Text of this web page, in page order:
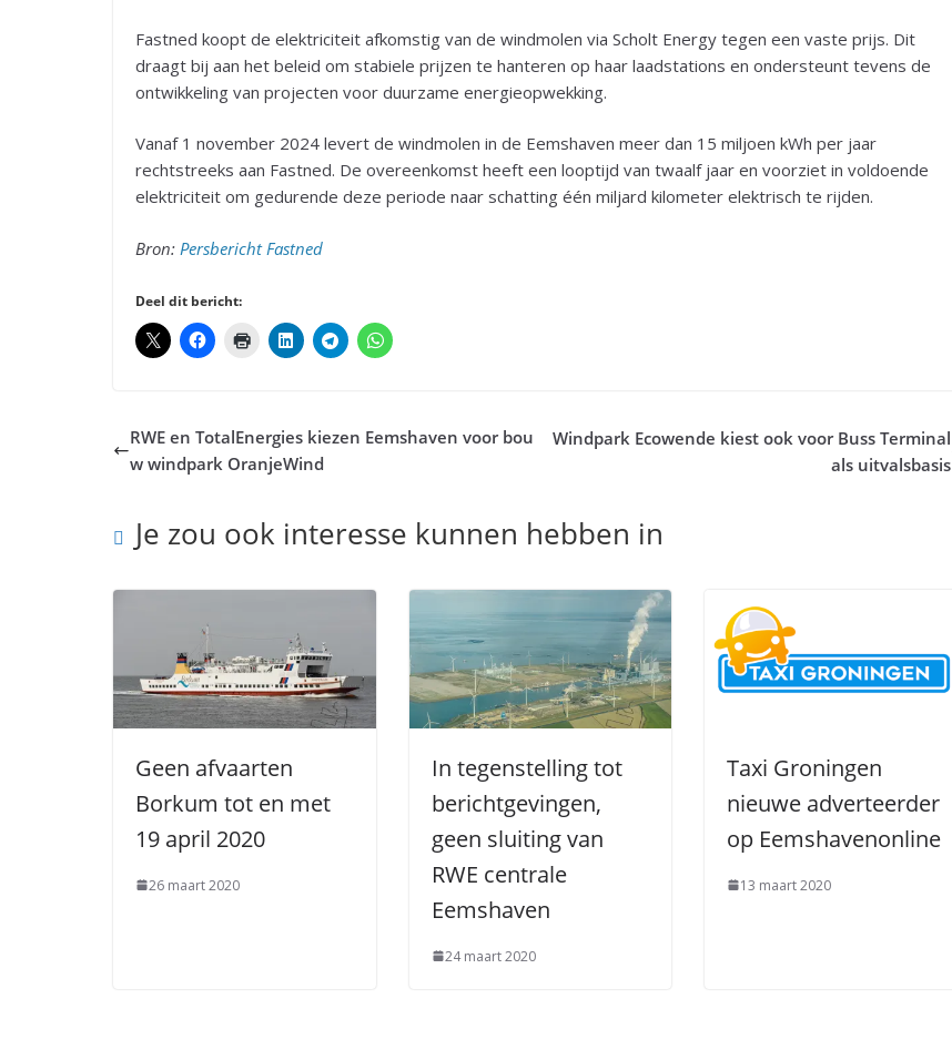
Fastned koopt de elektriciteit afkomstig van de windmolen via Scholt Energy tegen een vaste prijs. Dit
draagt bij aan het beleid om stabiele prijzen te hanteren op haar laadstations en ondersteunt tevens de
ontwikkeling van projecten voor duurzame energieopwekking.
Vanaf 1 november 2024 levert de windmolen in de Eemshaven meer dan 15 miljoen kWh per jaar
rechtstreeks aan Fastned. De overeenkomst heeft een looptijd van twaalf jaar en voorziet in voldoende
elektriciteit om gedurende deze periode naar schatting één miljard kilometer elektrisch te rijden.
Bron: Persbericht Fastned
Deel dit bericht:
RWE en TotalEnergies kiezen Eemshaven voor bou
w windpark OranjeWind
Windpark Ecowende kiest ook voor Buss Terminal
als uitvalsbasis
Je zou ook interesse kunnen hebben in
Geen afvaarten
Borkum tot en met
19 april 2020
26 maart 2020
In tegenstelling tot
berichtgevingen,
geen sluiting van
RWE centrale
Eemshaven
24 maart 2020
Taxi Groningen
nieuwe adverteerder
op Eemshavenonline
13 maart 2020